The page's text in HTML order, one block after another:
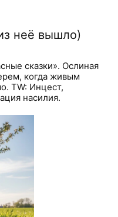
неё вышло)
сказки». Ослиная
когда живым
TW: Инцест,
насилия.